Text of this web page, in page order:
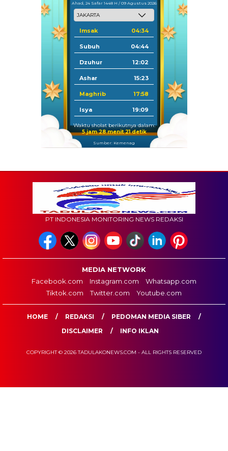
Ahad, 24 Safar 1448 H / 09 Agustus 2026
Imsak 04:34
Subuh 04:44
Dzuhur 12:02
Ashar 15:23
Maghrib 17:58
Isya 19:09
Waktu sholat berikutnya dalam:
5 jam 28 menit 19 detik
Sumber: Kemenag
PT INDONESIA MONITORING NEWS REDAKSI
MEDIA NETWORK
Facebook.com
Instagram.com
Whatsapp.com
Tiktok.com
Twitter.com Youtube.com
HOME REDAKSI
PEDOMAN MEDIA SIBER
DISCLAIMER
INFO IKLAN
COPYRIGHT © 2026 TADULAKONEWS.COM - ALL RIGHTS RESERVED